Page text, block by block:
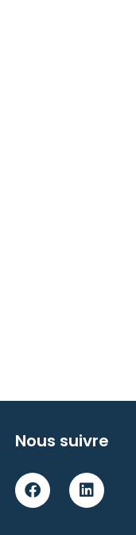
Nous suivre